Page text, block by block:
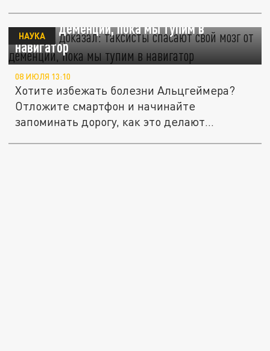
Гарвард доказал: таксисты спасают свой
мозг от деменции, пока мы тупим в
навигатор
НАУКА
08 ИЮЛЯ 13:10
Хотите избежать болезни Альцгеймера?
Отложите смартфон и начинайте
запоминать дорогу, как это делают